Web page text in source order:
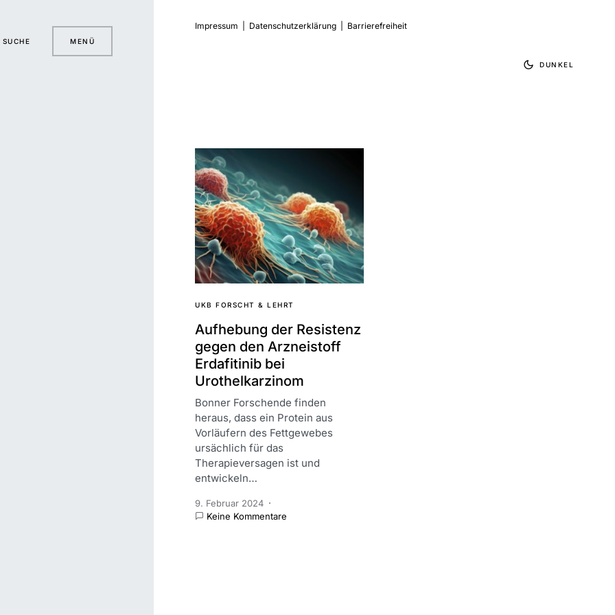
SUCHE MENÜ
Impressum Datenschutzerklärung Barrierefreiheit
DUNKEL
UKB FORSCHT & LEHRT
Aufhebung der Resistenz
gegen den Arzneistoff
Erdafitinib bei
Urothelkarzinom
Bonner Forschende finden
heraus, dass ein Protein aus
Vorläufern des Fettgewebes
ursächlich für das
Therapieversagen ist und
entwickeln…
9. Februar 2024
Keine Kommentare